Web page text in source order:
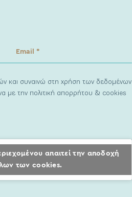
και συναινώ στη χρήση των δεδομένων
με την πολιτική απορρήτου & cookies
απαιτεί την αποδοχή
των cookies.